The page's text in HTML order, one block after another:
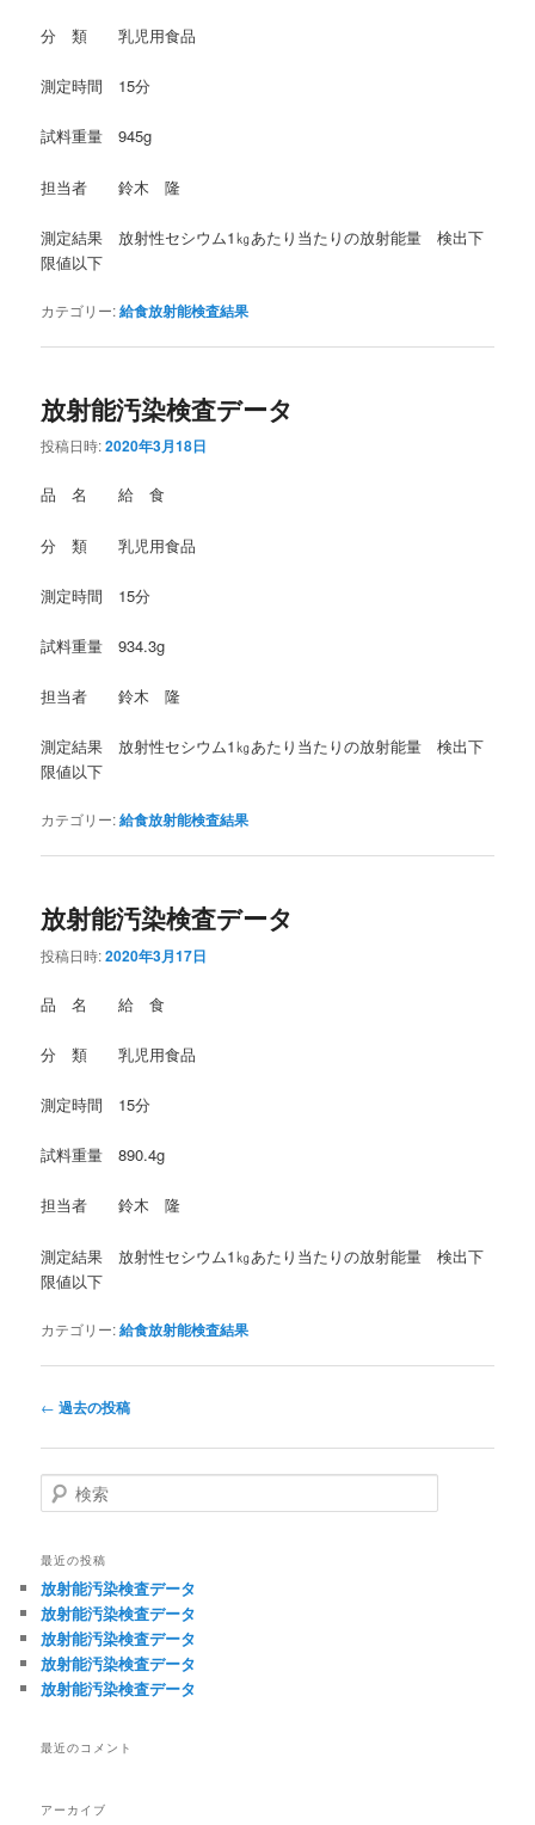
分 類 乳児用食品
測定時間 15分
試料重量 945g
担当者 鈴木 隆
測定結果 放射性セシウム1㎏あたり当たりの放射能量 検出下
限値以下
カテゴリー:給食放射能検査結果
放射能汚染検査データ
投稿日時:2020年3月18日
品 名 給 食
分 類 乳児用食品
測定時間 15分
試料重量 934.3g
担当者 鈴木 隆
測定結果 放射性セシウム1㎏あたり当たりの放射能量 検出下
限値以下
カテゴリー:給食放射能検査結果
放射能汚染検査データ
投稿日時:2020年3月17日
品 名 給 食
分 類 乳児用食品
測定時間 15分
試料重量 890.4g
担当者 鈴木 隆
測定結果 放射性セシウム1㎏あたり当たりの放射能量 検出下
限値以下
カテゴリー:給食放射能検査結果
投
ナ
ビ
ゲ
シ
ョ
ン
← 過去の投稿
検
索
最近の投稿
放射能汚染検査データ
放射能汚染検査データ
放射能汚染検査データ
放射能汚染検査データ
放射能汚染検査データ
最近のコメント
アーカイブ